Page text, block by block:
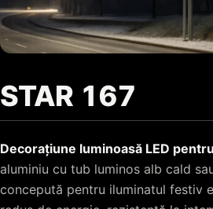
STAR 167
Decorațiune luminoasă LED
aluminiu cu tub luminos alb cald
concepută pentru iluminatul festiv